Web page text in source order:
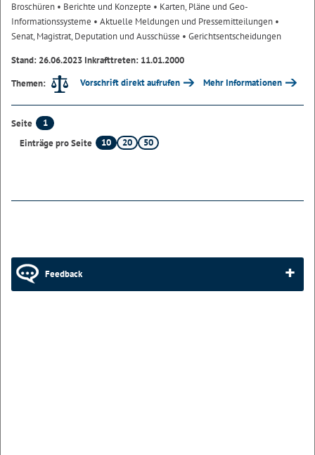
Broschüren • Berichte und Konzepte • Karten, Pläne und Geo-
Informationssysteme • Aktuelle Meldungen und Pressemitteilungen •
Senat, Magistrat, Deputation und Ausschüsse • Gerichtsentscheidungen
Stand: 26.06.2023 Inkrafttreten: 11.01.2000
Themen:
Vorschrift direkt aufrufen Mehr Informationen
Seite
1
Einträge pro Seite
10 20 50
Feedback